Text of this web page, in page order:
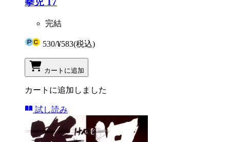
完結
530/¥583(税込)
カートに追加
カートに追加しました
試し読み